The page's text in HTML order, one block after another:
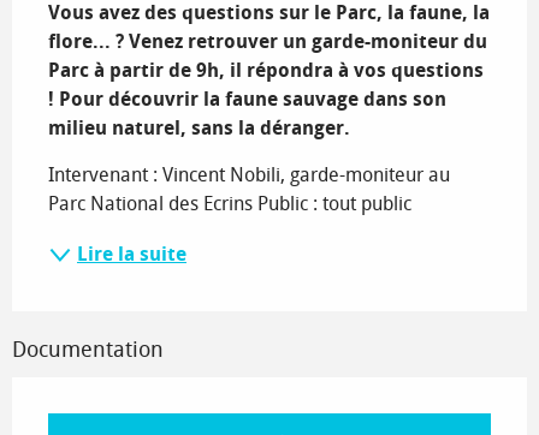
Vous avez des questions sur le Parc, la faune, la
flore... ? Venez retrouver un garde-moniteur du
Parc à partir de 9h, il répondra à vos questions
! Pour découvrir la faune sauvage dans son
milieu naturel, sans la déranger.
Intervenant : Vincent Nobili, garde-moniteur au
Parc National des Ecrins Public : tout public
Lire la suite
Documentation